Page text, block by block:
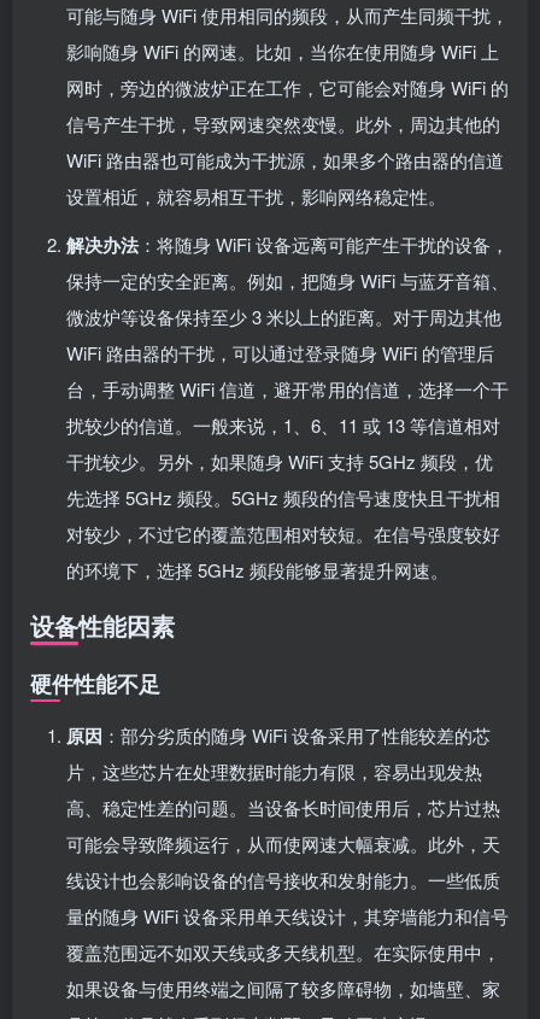
可能与随身 WiFi 使用相同的频段，从而产生同频干扰，
影响随身 WiFi 的网速。比如，当你在使用随身 WiFi 上
网时，旁边的微波炉正在工作，它可能会对随身 WiFi 的
信号产生干扰，导致网速突然变慢。此外，周边其他的
WiFi 路由器也可能成为干扰源，如果多个路由器的信道
设置相近，就容易相互干扰，影响网络稳定性。
解决办法：将随身 WiFi 设备远离可能产生干扰的设备，
保持一定的安全距离。例如，把随身 WiFi 与蓝牙音箱、
微波炉等设备保持至少 3 米以上的距离。对于周边其他
WiFi 路由器的干扰，可以通过登录随身 WiFi 的管理后
台，手动调整 WiFi 信道，避开常用的信道，选择一个干
扰较少的信道。一般来说，1、6、11 或 13 等信道相对
干扰较少。另外，如果随身 WiFi 支持 5GHz 频段，优
先选择 5GHz 频段。5GHz 频段的信号速度快且干扰相
对较少，不过它的覆盖范围相对较短。在信号强度较好
的环境下，选择 5GHz 频段能够显著提升网速。
设备性能因素
硬件性能不足
原因 ：部分劣质的随身 WiFi 设备采用了性能较差的芯
片，这些芯片在处理数据时能力有限，容易出现发热
高、稳定性差的问题。当设备长时间使用后，芯片过热
可能会导致降频运行，从而使网速大幅衰减。此外，天
线设计也会影响设备的信号接收和发射能力。一些低质
量的随身 WiFi 设备采用单天线设计，其穿墙能力和信号
覆盖范围远不如双天线或多天线机型。在实际使用中，
如果设备与使用终端之间隔了较多障碍物，如墙壁、家